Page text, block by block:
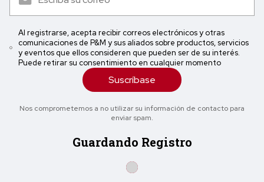
Al registrarse, acepta recibir correos electrónicos y otras
comunicaciones de P&M y sus aliados sobre productos, servicios
y eventos que ellos consideren que pueden ser de su interés.
Puede retirar su consentimiento en cualquier momento
Suscríbase
Nos comprometemos a no utilizar su información de contacto para
enviar spam.
Guardando Registro